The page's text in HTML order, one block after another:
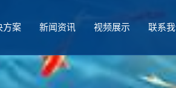
方案 新闻资讯 视频展示 联系我